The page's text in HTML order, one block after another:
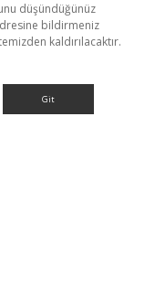
düşündüğünüz
bildirmeniz
kaldırılacaktır.